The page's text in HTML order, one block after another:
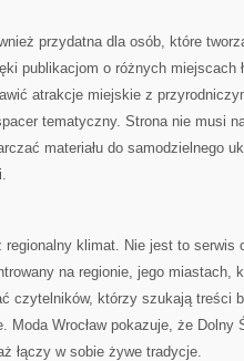
przydatna dla osób, które
publikacjom o różnych miejscach
atrakcje miejskie z
tematyczny. Strona nie musi
materiału do samodzielnego
klimat. Nie jest to serwis
na regionie, jego miastach,
czytelników, którzy szukają treści
Moda Wrocław pokazuje, że Dolny
łączy w sobie żywe tradycje.